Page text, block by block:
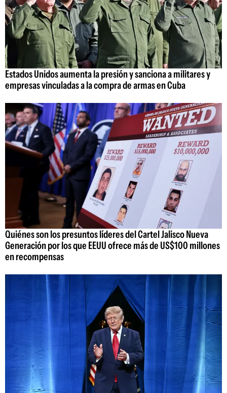
Estados Unidos aumenta la presión y sanciona a militares y
empresas vinculadas a la compra de armas en Cuba
Quiénes son los presuntos líderes del Cartel Jalisco Nueva
Generación por los que EEUU ofrece más de US$100 millones
en recompensas